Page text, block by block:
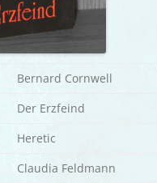
Bernard Cornwell
Der Erzfeind
Heretic
Claudia Feldmann